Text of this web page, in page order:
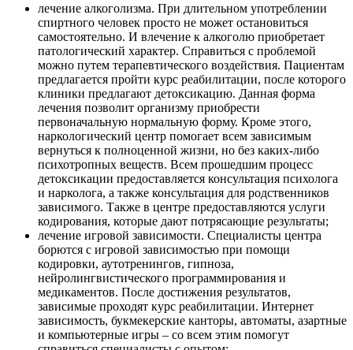
лечение алкоголизма. При длительном употреблении
спиртного человек просто не может остановиться
самостоятельно. И влечение к алкоголю приобретает
патологический характер. Справиться с проблемой
можно путем терапевтического воздействия. Пациентам
предлагается пройти курс реабилитации, после которого
клиники предлагают детоксикацию. Данная форма
лечения позволит организму приобрести
первоначальную нормальную форму. Кроме этого,
наркологический центр помогает всем зависимым
вернуться к полноценной жизни, но без каких-либо
психотропных веществ. Всем прошедшим процесс
детоксикации предоставляется консультация психолога
и нарколога, а также консультация для родственников
зависимого. Также в центре предоставляются услуги
кодирования, которые дают потрясающие результаты;
лечение игровой зависимости. Специалисты центра
борются с игровой зависимостью при помощи
кодировки, аутотренингов, гипноза,
нейролингвистического программирования и
медикаментов. После достижения результатов,
зависимые проходят курс реабилитации. Интернет
зависимость, букмекерские канторы, автоматы, азартные
и компьютерные игры – со всем этим помогут